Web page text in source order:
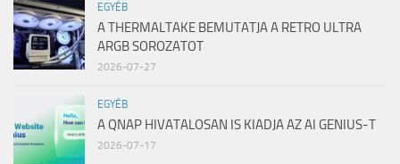
EGYÉB
A THERMALTAKE BEMUTATJA A RETRO ULTRA
ARGB SOROZATOT
2026-07-27
EGYÉB
A QNAP HIVATALOSAN IS KIADJA AZ AI GENIUS-T
2026-07-17